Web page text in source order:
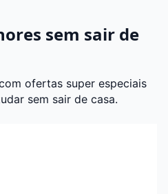
sem sair de
ofertas super especiais
sem sair de casa.